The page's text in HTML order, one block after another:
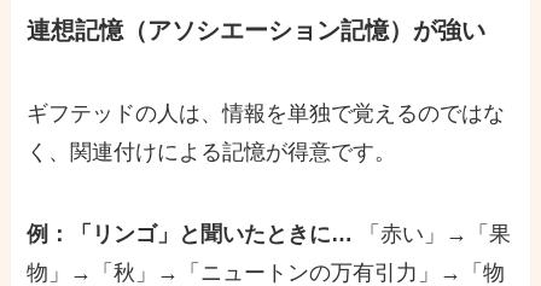
連想記憶（アソシエーション記憶）が強い
ギフテッドの人は、情報を単独で覚えるのではな
く、関連付けによる記憶が得意です。
例：「リンゴ」と聞いたときに…
「赤い」→「果
物」→「秋」→「ニュートンの万有引力」→「物